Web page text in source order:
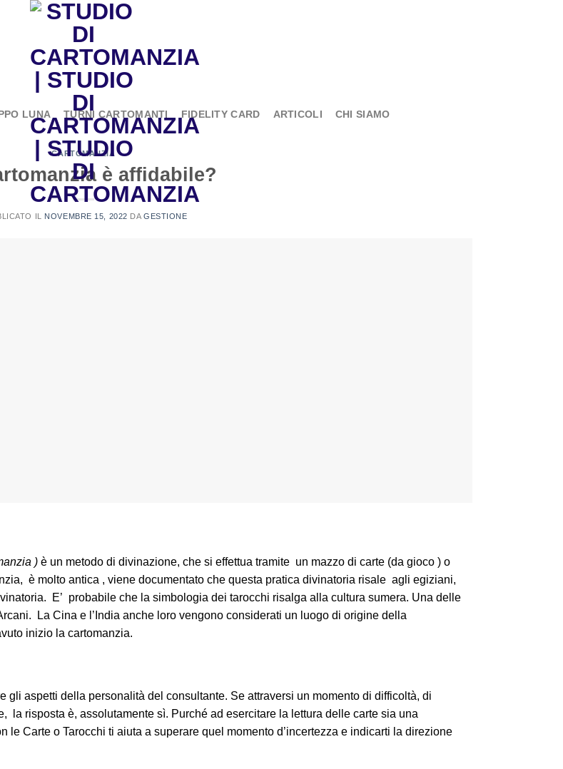
LUNA TURNI CARTOMANTI FIDELITY CARD ARTICOLI CHI SIAMO
CARTOMANZIA
è affidabile?
IL NOVEMBRE 15, 2022 DAGESTIONE
) è un metodo di divinazione, che si effettua tramite un mazzo di carte (da gioco ) o
è molto antica , viene documentato che questa pratica divinatoria risale agli egiziani,
E’ probabile che la simbologia dei tarocchi risalga alla cultura sumera. Una delle
La Cina e l’India anche loro vengono considerati un luogo di origine della
inizio la cartomanzia.
gli aspetti della personalità del consultante. Se attraversi un momento di difficoltà, di
risposta è, assolutamente sì. Purché ad esercitare la lettura delle carte sia una
le Carte o Tarocchi ti aiuta a superare quel momento d’incertezza e indicarti la direzione